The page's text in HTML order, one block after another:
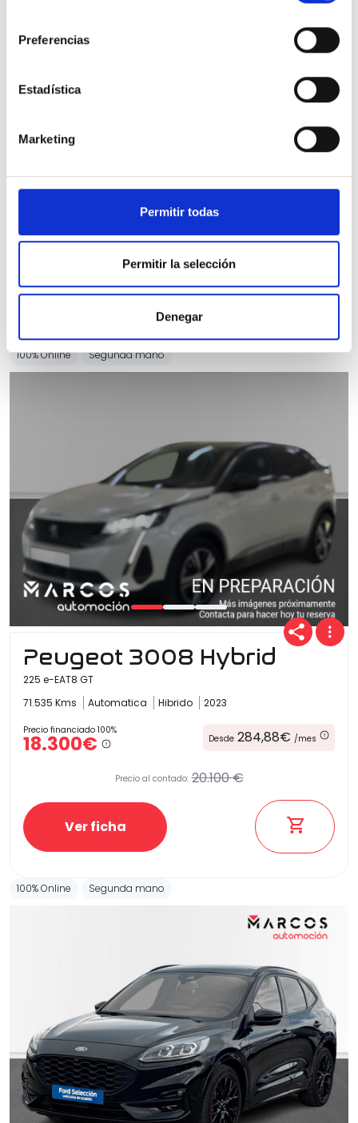
Preferencias
Estadística
Marketing
Permitir todas
Permitir la selección
Denegar
DIG-T 116kW Xtronic N-Connecta
Precio al contado: 27.600 €
Ver ficha
100% Online Segunda mano
Peugeot 3008 Hybrid
225 e-EAT8 GT
71.535 Kms
Automatica Hibrido 2023
Precio financiado 100%
18.300€ Desde 284,88€ /mes
Precio al contado: 20.100 €
Ver ficha
100% Online Segunda mano